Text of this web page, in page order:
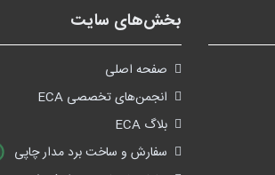
بخش‌های سایت
صفحه اصلی
انجمن‌های تخصصی ECA
بلاگ ECA
سفارش و ساخت برد مدار چاپی